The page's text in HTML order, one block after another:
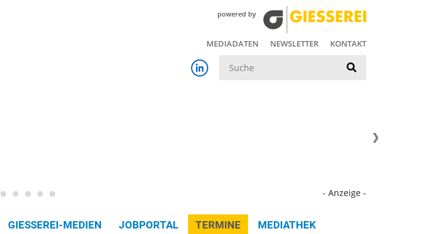
powered by
MEDIADATEN NEWSLETTER KONTAKT
- Anzeige -
GIESSEREI-MEDIEN JOBPORTAL TERMINE MEDIATHEK